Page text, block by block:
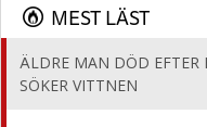
MEST LÄST
ÄLDRE MAN DÖD EFTER
SÖKER VITTNEN